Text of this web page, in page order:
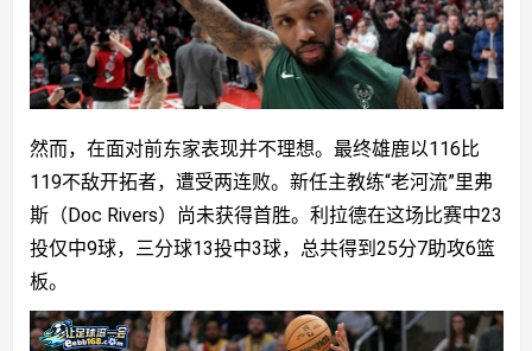
然而，在面对前东家表现并不理想。最终雄鹿以116比
119不敌开拓者，遭受两连败。新任主教练“老河流”里弗
斯（Doc Rivers）尚未获得首胜。利拉德在这场比赛中23
投仅中9球，三分球13投中3球，总共得到25分7助攻6篮
板。